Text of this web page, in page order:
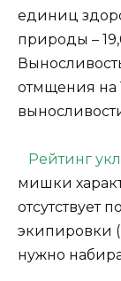
единиц
природы –
отмщения на
Рейтинг
мишки
отсутствует
экипировки
нужно